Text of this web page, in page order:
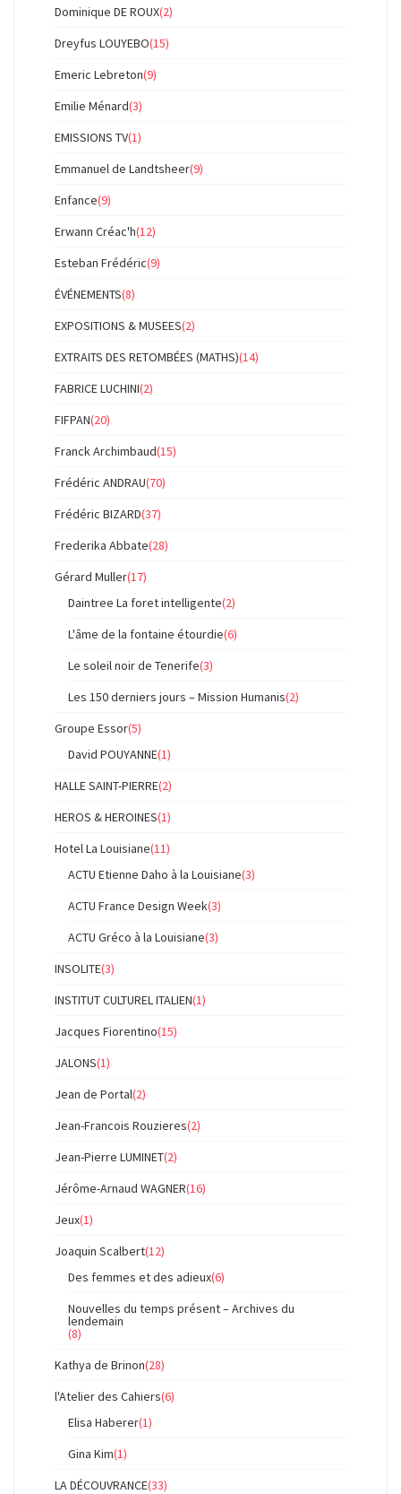
Dominique DE ROUX(2)
Dreyfus LOUYEBO(15)
Emeric Lebreton(9)
Emilie Ménard(3)
EMISSIONS TV(1)
Emmanuel de Landtsheer(9)
Enfance(9)
Erwann Créac'h(12)
Esteban Frédéric(9)
ÉVÉNEMENTS(8)
EXPOSITIONS & MUSEES(2)
EXTRAITS DES RETOMBÉES (MATHS)(14)
FABRICE LUCHINI(2)
FIFPAN(20)
Franck Archimbaud(15)
Frédéric ANDRAU(70)
Frédéric BIZARD(37)
Frederika Abbate(28)
Gérard Muller(17)
Daintree La foret intelligente(2)
L'âme de la fontaine étourdie(6)
Le soleil noir de Tenerife(3)
Les 150 derniers jours – Mission Humanis(2)
Groupe Essor(5)
David POUYANNE(1)
HALLE SAINT-PIERRE(2)
HEROS & HEROINES(1)
Hotel La Louisiane(11)
ACTU Etienne Daho à la Louisiane(3)
ACTU France Design Week(3)
ACTU Gréco à la Louisiane(3)
INSOLITE(3)
INSTITUT CULTUREL ITALIEN(1)
Jacques Fiorentino(15)
JALONS(1)
Jean de Portal(2)
Jean-Francois Rouzieres(2)
Jean-Pierre LUMINET(2)
Jérôme-Arnaud WAGNER(16)
Jeux(1)
Joaquin Scalbert(12)
Des femmes et des adieux(6)
Nouvelles du temps présent – Archives du
lendemain
(8)
Kathya de Brinon(28)
l'Atelier des Cahiers(6)
Elisa Haberer(1)
Gina Kim(1)
LA DÉCOUVRANCE(33)